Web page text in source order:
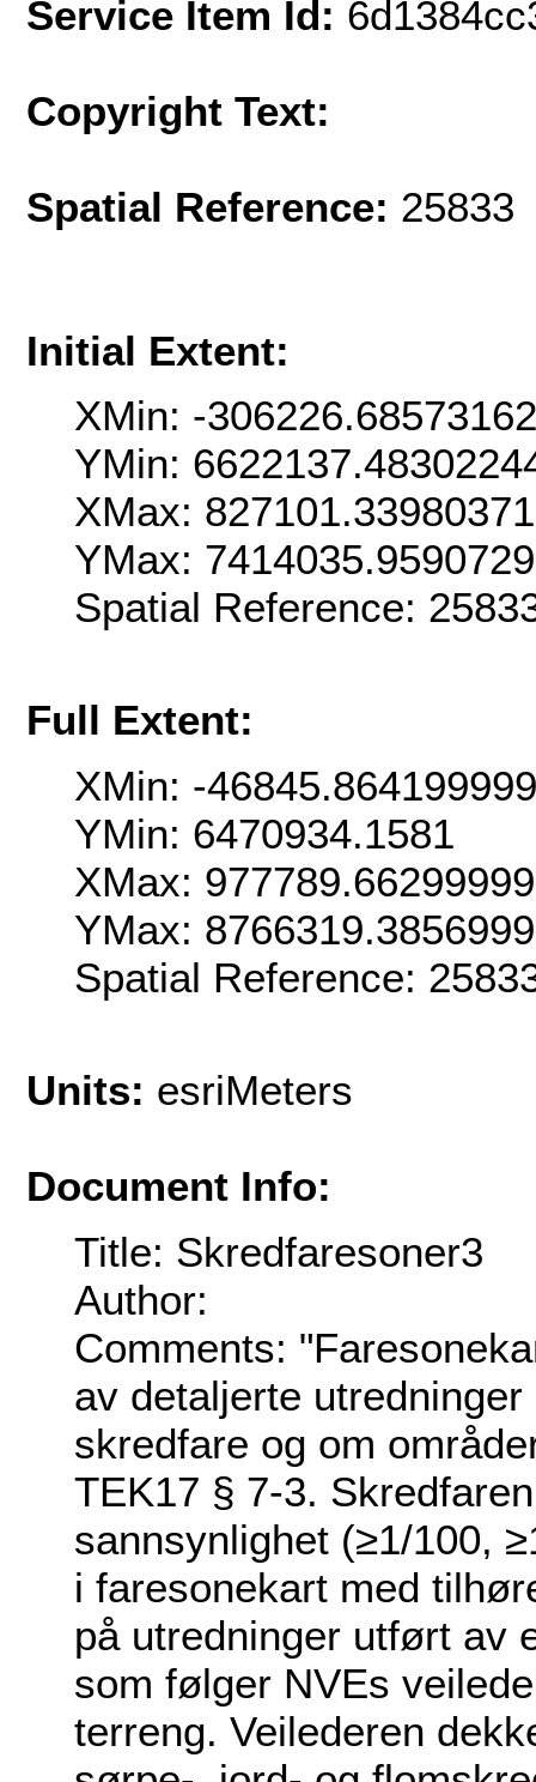
Service Item Id:
Copyright Text:
Spatial Reference: 25833
Initial Extent:
XMin: -
YMin:
XMax:
YMax:
Spatial Reference:
Full Extent:
XMin: -
YMin: 6470934.1581
XMax:
YMax:
Spatial Reference:
Units: esriMeters
Document Info:
Title: Skredfaresoner3
Author:
Comments:
av detaljerte
skredfare og om
TEK17 § 7-3.
sannsynlighet (≥1/100,
i faresonekart med
på utredninger utført av
som følger NVEs
terreng. Veilederen